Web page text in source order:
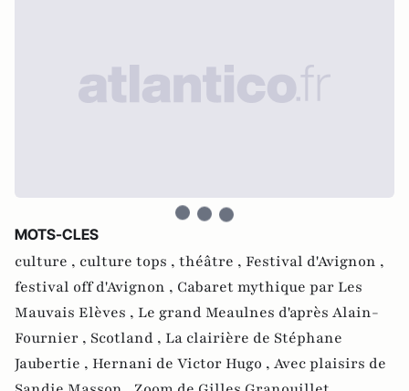
MOTS-CLES
culture , culture tops , théâtre , Festival d'Avignon ,
festival off d'Avignon , Cabaret mythique par Les
Mauvais Elèves , Le grand Meaulnes d'après Alain-
Fournier , Scotland , La clairière de Stéphane
Jaubertie , Hernani de Victor Hugo , Avec plaisirs de